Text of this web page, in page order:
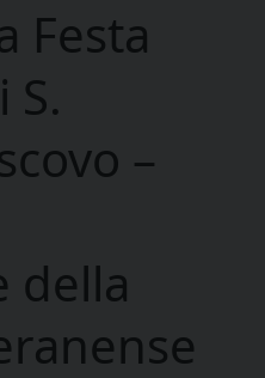
Festa
S.
–
della